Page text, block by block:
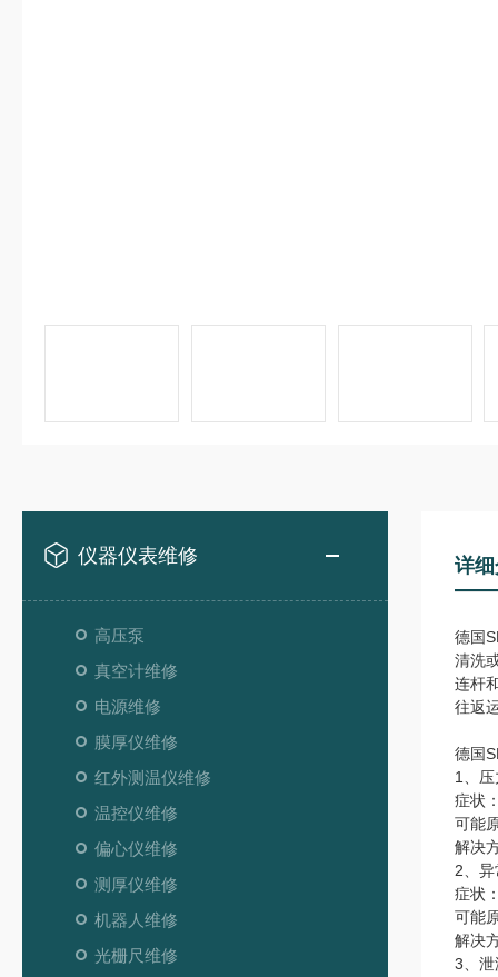
仪器仪表维修
高压泵
真空计维修
电源维修
膜厚仪维修
红外测温仪维修
温控仪维修
偏心仪维修
测厚仪维修
机器人维修
光栅尺维修
详
德国
清洗
连杆
往返
德国
1、
症状
可能
解决
2、
症状
可能
解决
3、泄